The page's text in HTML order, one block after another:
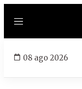
Menú
08 ago 2026